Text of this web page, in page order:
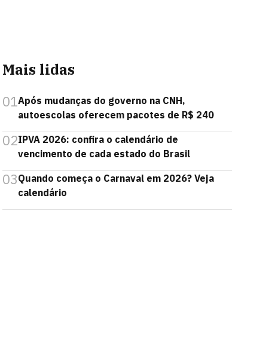
Mais lidas
01Após mudanças do governo na CNH,
autoescolas oferecem pacotes de R$ 240
02IPVA 2026: confira o calendário de
vencimento de cada estado do Brasil
03Quando começa o Carnaval em 2026? Veja
calendário